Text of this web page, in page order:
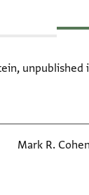
unpublished
Mark R.